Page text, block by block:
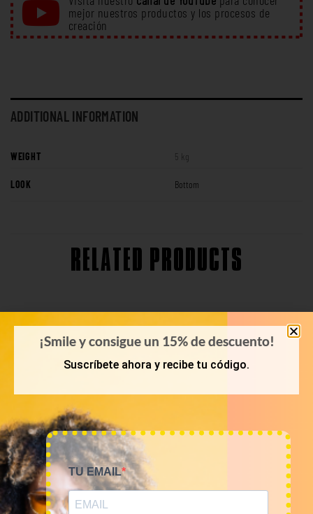
mejor nuestros productos y los procesos de
creación
ADDITIONAL INFORMATION
WEIGHT 5 kg
LOOK Bottom
RELATED PRODUCTS
POLOS
¡Smile y consigue un 15% de descuento!
Suscríbete ahora y recibe tu código.
TU EMAIL